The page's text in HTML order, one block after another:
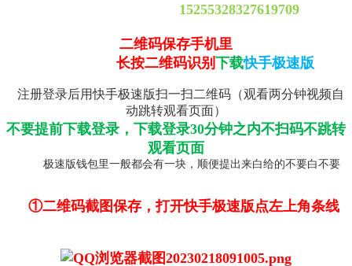
15255328327619709
二维码保存手机里
长按二维码识别 下载快手极速版
注册登录后用快手极速版扫一扫二维码（观看两分钟视频自
动跳转观看页面）
不要提前下载登录，下载登录30分钟之内不扫码不跳转
观看页面
极速版钱包里一般都会有一块，顺便提出来白给的不要白不要
①二维码截图保存，打开快手极速版点左上角条线